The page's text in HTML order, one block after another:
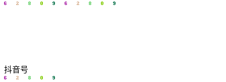
抖音号